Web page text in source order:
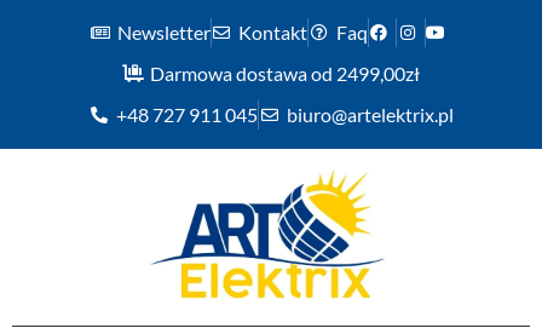
Newsletter Kontakt
Faq
Darmowa dostawa od 2499,00zł
+48 727 911 045
biuro@artelektrix.pl